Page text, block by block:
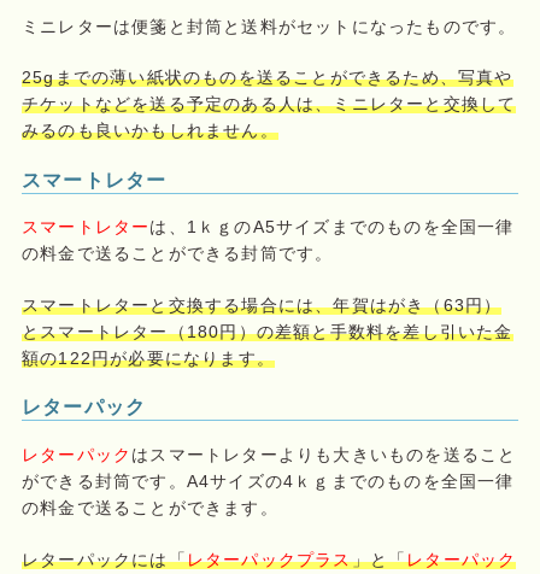
ミニレターは便箋と封筒と送料がセットになったものです。
25gまでの薄い紙状のものを送ることができるため、写真や
チケットなどを送る予定のある人は、ミニレターと交換して
みるのも良いかもしれません。
スマートレター
スマートレターは、1ｋｇのA5サイズまでのものを全国一律
の料金で送ることができる封筒です。
スマートレターと交換する場合には、年賀はがき（63円）
とスマートレター（180円）の差額と手数料を差し引いた金
額の122円が必要になります。
レターパック
レターパック はスマートレターよりも大きいものを送ること
ができる封筒です。A4サイズの4ｋｇまでのものを全国一律
の料金で送ることができます。
レターパックには「レターパックプラス」と「レターパック